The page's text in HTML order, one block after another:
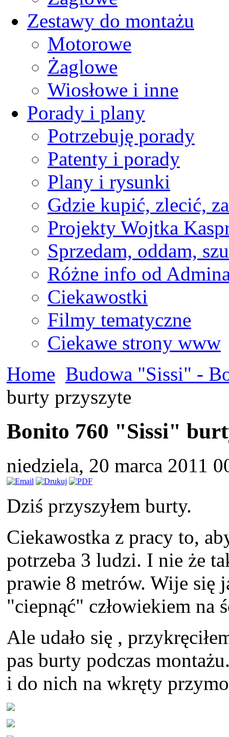
Zestawy do montażu
Motorowe
Żaglowe
Wiosłowe i inne
Porady i plany
Potrzebuję porady
Patenty i porady
Plany i rysunki
Gdzie kupić, zlecić,
Projekty Wojtka
Sprzedam, oddam,
Różne info od
Ciekawostki
Filmy tematyczne
Ciekawe strony www
Home Budowa "Sissi" -
burty przyszyte
Bonito 760 "Sissi"
niedziela, 20 marca 2011
Dziś przyszyłem burty.
Ciekawostka z pracy to,
potrzeba 3 ludzi. I nie że
prawie 8 metrów. Wije się
"ciepnąć" człowiekiem na
Ale udało się ,
pas burty podczas
i do nich na wkręty